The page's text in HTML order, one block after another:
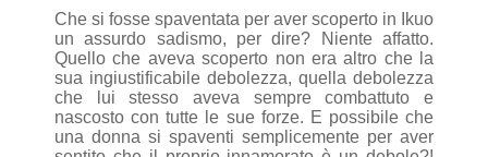
Che si fosse spaventata per aver scoperto in Ikuo
un assurdo sadismo, per dire? Niente affatto.
Quello che aveva scoperto non era altro che la
sua ingiustificabile debolezza, quella debolezza
che lui stesso aveva sempre combattuto e
nascosto con tutte le sue forze. E possibile che
una donna si spaventi semplicemente per aver